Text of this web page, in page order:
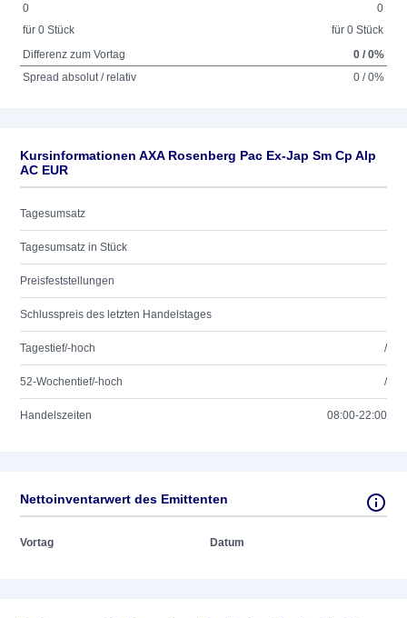
0
für 0 Stück
0
für 0 Stück
Differenz zum Vortag
0 / 0%
Spread absolut / relativ
0 / 0%
Kursinformationen AXA Rosenberg Pac Ex-Jap Sm Cp Alp
AC EUR
Tagesumsatz
Tagesumsatz in Stück
Preisfeststellungen
Schlusspreis des letzten Handelstages
Tagestief/-hoch /
52-Wochentief/-hoch /
Handelszeiten 08:00-22:00
Nettoinventarwert des Emittenten
Vortag Datum